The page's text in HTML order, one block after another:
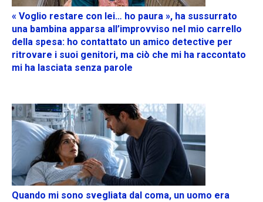
« Voglio restare con lei… ho paura », ha sussurrato
una bambina apparsa all’improvviso nel mio carrello
della spesa: ho contattato un amico detective per
ritrovare i suoi genitori, ma ciò che mi ha raccontato
mi ha lasciata senza parole
Quando mi sono svegliata dal coma, un uomo era